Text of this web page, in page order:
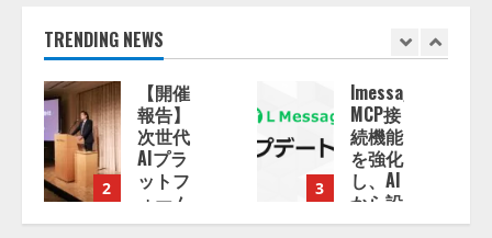
TRENDING NEWS
」
3
lmessage、
MCP接
続機能
を強化
し、AI
から設
定操作
4
【2026
年企業
のAI導
入・活
用に関
する調
査】AI